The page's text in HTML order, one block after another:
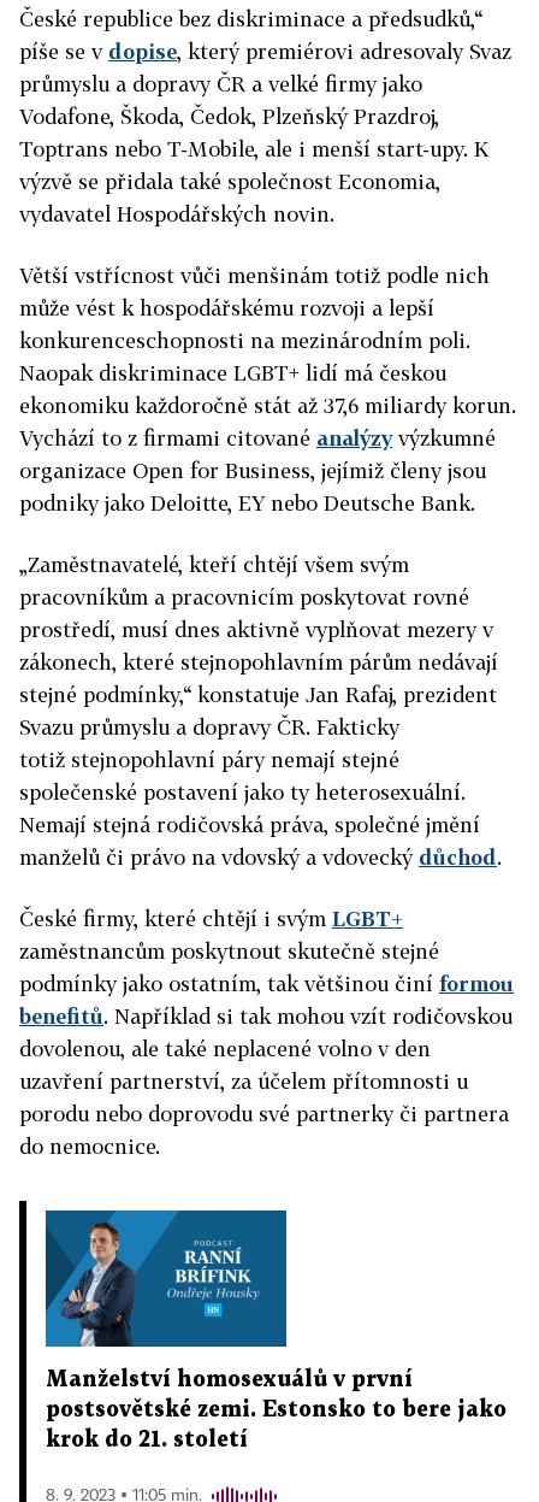
České republice bez diskriminace a předsudků,“
píše se v dopise, který premiérovi adresovaly Svaz
průmyslu a dopravy ČR a velké firmy jako
Vodafone, Škoda, Čedok, Plzeňský Prazdroj,
Toptrans nebo T-Mobile, ale i menší start-upy. K
výzvě se přidala také společnost Economia,
vydavatel Hospodářských novin.
Větší vstřícnost vůči menšinám totiž podle nich
může vést k hospodářskému rozvoji a lepší
konkurenceschopnosti na mezinárodním poli.
Naopak diskriminace LGBT+ lidí má českou
ekonomiku každoročně stát až 37,6 miliardy korun.
Vychází to z firmami citované analýzyvýzkumné
organizace Open for Business, jejímiž členy jsou
podniky jako Deloitte, EY nebo Deutsche Bank.
„Zaměstnavatelé, kteří chtějí všem svým
pracovníkům a pracovnicím poskytovat rovné
prostředí, musí dnes aktivně vyplňovat mezery v
zákonech, které stejnopohlavním párům nedávají
stejné podmínky,“ konstatuje Jan Rafaj, prezident
Svazu průmyslu a dopravy ČR. Fakticky
totiž stejnopohlavní páry nemají stejné
společenské postavení jako ty heterosexuální.
Nemají stejná rodičovská práva, společné jmění
manželů či právo na vdovský a vdovecký důchod.
České firmy, které chtějí i svým LGBT+
zaměstnancům poskytnout skutečně stejné
podmínky jako ostatním, tak většinou činí formou
benefitů. Například si tak mohou vzít rodičovskou
dovolenou, ale také neplacené volno v den
uzavření partnerství, za účelem přítomnosti u
porodu nebo doprovodu své partnerky či partnera
do nemocnice.
Manželství homosexuálů v první
postsovětské zemi. Estonsko to bere jako
krok do 21. století
8. 9. 2023 ▪ 11:05 min.